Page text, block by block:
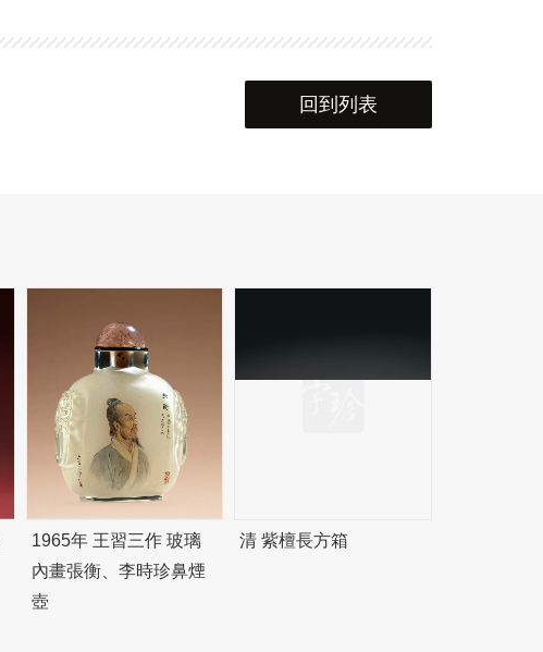
回到列表
1965年 王習三作 玻璃
內畫張衡、李時珍鼻煙
壺
清 紫檀長方箱